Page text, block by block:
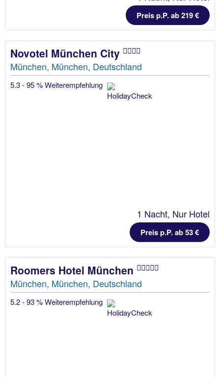
Preis p.P. ab 219 €
Novotel München City
München, München, Deutschland
5.3 - 95 % Weiterempfehlung
1 Nacht, Nur Hotel
Preis p.P. ab 53 €
Roomers Hotel München
München, München, Deutschland
5.2 - 93 % Weiterempfehlung